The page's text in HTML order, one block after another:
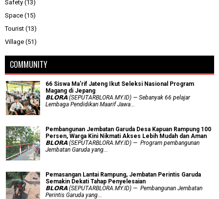
Safety (13)
Space (15)
Tourist (13)
Village (51)
COMMUNITY
66 Siswa Ma’rif Jateng Ikut Seleksi Nasional Program
Magang di Jepang
𝗕𝗟𝗢𝗥𝗔 (SEPUTARBLORA.MY.ID) — Sebanyak 66 pelajar
Lembaga Pendidikan Maarif Jawa...
Pembangunan Jembatan Garuda Desa Kapuan Rampung 100
Persen, Warga Kini Nikmati Akses Lebih Mudah dan Aman
𝗕𝗟𝗢𝗥𝗔 (SEPUTARBLORA.MY.ID) — Program pembangunan
Jembatan Garuda yang...
Pemasangan Lantai Rampung, Jembatan Perintis Garuda
Semakin Dekati Tahap Penyelesaian
𝗕𝗟𝗢𝗥𝗔 (SEPUTARBLORA.MY.ID) — Pembangunan Jembatan
Perintis Garuda yang...